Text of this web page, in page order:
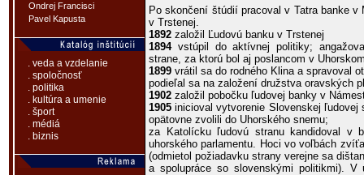
Ondrej Francisci
Pavel Kapusta
. veda a vzdelanie
. spoločnosť
. politika
. kultúra a umenie
. šport
. médiá
. biznis
Po skončení štúdií pracoval v Tatra banke
v Trstenej.
1892 založil Ľudovú banku v Trstenej
1894vstúpil do aktívnej politiky;
strane, za ktorú bol aj poslancom v
1899 vrátil sa do rodného Klina a spravoval
podieľal sa na založení družstva oravských
1902 založil pobočku ľudovej banky v
1905 inicioval vytvorenie Slovenskej ľudovej
opätovne zvolili do Uhorského snemu;
za Katolícku ľudovú stranu kandidoval v
uhorského parlamentu. Hoci vo voľbách
(odmietol požiadavku strany verejne sa
a spolupráce so slovenskými politikmi). V